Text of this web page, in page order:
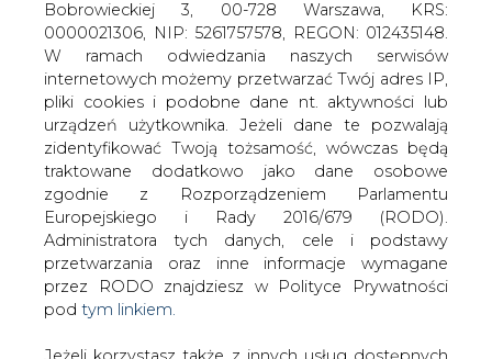
Jeżeli korzystasz także z innych usług dostępnych
za pośrednictwem naszego serwisu, przetwarzamy
też Twoje dane osobowe podane przy zakładaniu
konta lub rejestracji do newslettera. Przetwarzamy
dane, które podajesz, pozostawiasz lub do których
możemy uzyskać dostęp w ramach korzystania z
Usług.
Informacje dotyczące Administratora Twoich
danych osobowych a także cele i podstawy
przetwarzania oraz inne niezbędne informacje
wymagane przez RODO znajdziesz w Polityce
Prywatności pod wskazanym linkiem (
tym linkiem
Dane zbierane na potrzeby różnych usług mogą
być przetwarzane w różnych celach, na różnych
Tchórzewski: Wprowadzenie rynku
mocy w Polsce to gwarancja
bezpieczeństwa energetycznego
naszego kraju